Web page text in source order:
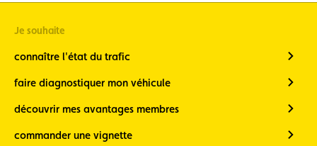
(restez
l’actualité
par an en
fin de
mois)
Moto
Je souhaite
connaître l'état du trafic
faire diagnostiquer mon véhicule
découvrir mes avantages membres
commander une vignette